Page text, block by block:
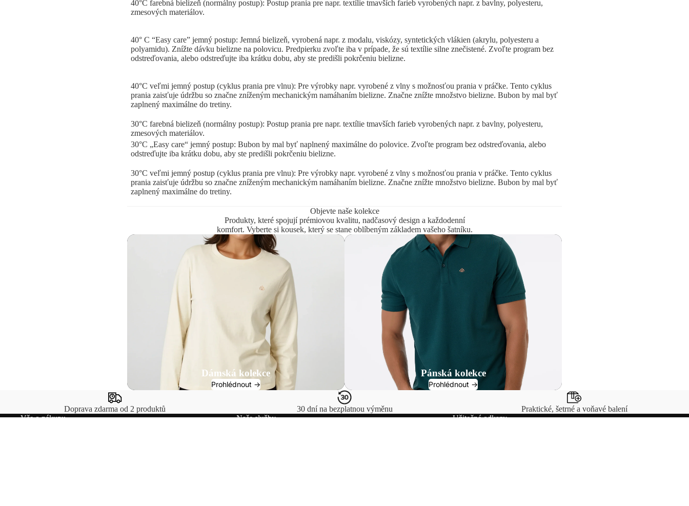
40°C farebná bielizeň (normálny postup): Postup prania pre napr. textílie tmavších farieb vyrobených napr. z bavlny, polyesteru,
zmesových materiálov.
40° C “Easy care” jemný postup: Jemná bielizeň, vyrobená napr. z modalu, viskózy, syntetických vlákien (akrylu, polyesteru a
polyamidu). Znížte dávku bielizne na polovicu. Predpierku zvoľte iba v prípade, že sú textílie silne znečistené. Zvoľte program bez
odstreďovania, alebo odstreďujte iba krátku dobu, aby ste predišli pokrčeniu bielizne.
40°C veľmi jemný postup (cyklus prania pre vlnu): Pre výrobky napr. vyrobené z vlny s možnosťou prania v práčke. Tento cyklus
prania zaisťuje údržbu so značne zníženým mechanickým namáhaním bielizne. Značne znížte množstvo bielizne. Bubon by mal byť
zaplnený maximálne do tretiny.
30°C farebná bielizeň (normálny postup): Postup prania pre napr. textílie tmavších farieb vyrobených napr. z bavlny, polyesteru,
zmesových materiálov.
30°C „Easy care“ jemný postup: Bubon by mal byť naplnený maximálne do polovice. Zvoľte program bez odstreďovania, alebo
odstreďujte iba krátku dobu, aby ste predišli pokrčeniu bielizne.
30°C veľmi jemný postup (cyklus prania pre vlnu): Pre výrobky napr. vyrobené z vlny s možnosťou prania v práčke. Tento cyklus
prania zaisťuje údržbu so značne zníženým mechanickým namáhaním bielizne. Značne znížte množstvo bielizne. Bubon by mal byť
zaplnený maximálne do tretiny.
Objevte naše kolekce
Produkty, které spojují prémiovou kvalitu, nadčasový design a každodenní
komfort. Vyberte si kousek, který se stane oblíbeným základem vašeho šatníku.
Dámská kolekce
Prohlédnout ->
Pánská kolekce
Prohlédnout ->
Doprava zdarma od 2 produktů 30 dní na bezplatnou výměnu
Praktické, šetrné a voňavé balení
Vše o nákupu
Naše služby Užitečné odkazy